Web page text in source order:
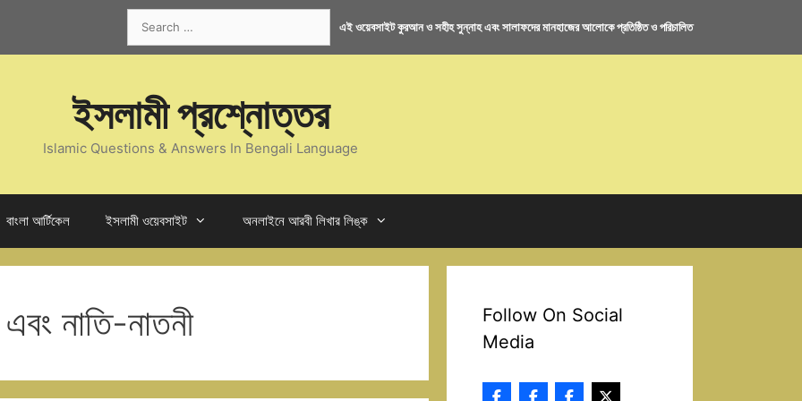
for:
এই ওয়েবসাইট কুরআন ও সহীহ সুন্নাহ এবং সালাফদের মানহাজের আলোকে প্রতিষ্ঠিত ও পরিচালিত
ইসলামী প্রশ্নোত্তর
Islamic Questions & Answers In Bengali Language
বাংলা আর্টিকেল ইসলামী ওয়েবসাইট অনলাইনে আরবী লিখার লিঙ্ক
এবং নাতি-নাতনী
Follow On Social
Media